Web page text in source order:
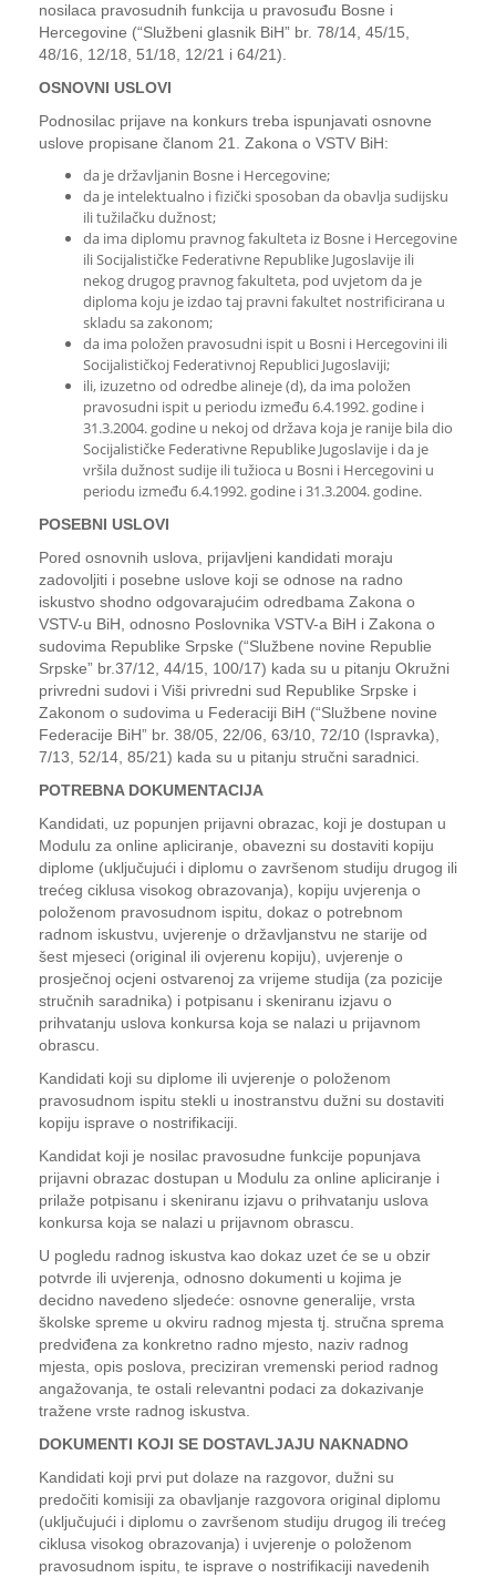
nosilaca pravosudnih funkcija u pravosuđu Bosne i
Hercegovine (“Službeni glasnik BiH” br. 78/14, 45/15,
48/16, 12/18, 51/18, 12/21 i 64/21).
OSNOVNI USLOVI
Podnosilac prijave na konkurs treba ispunjavati osnovne
uslove propisane članom 21. Zakona o VSTV BiH:
da je državljanin Bosne i Hercegovine;
da je intelektualno i fizički sposoban da obavlja sudijsku
ili tužilačku dužnost;
da ima diplomu pravnog fakulteta iz Bosne i Hercegovine
ili Socijalističke Federativne Republike Jugoslavije ili
nekog drugog pravnog fakulteta, pod uvjetom da je
diploma koju je izdao taj pravni fakultet nostrificirana u
skladu sa zakonom;
da ima položen pravosudni ispit u Bosni i Hercegovini ili
Socijalističkoj Federativnoj Republici Jugoslaviji;
ili, izuzetno od odredbe alineje (d), da ima položen
pravosudni ispit u periodu između 6.4.1992. godine i
31.3.2004. godine u nekoj od država koja je ranije bila dio
Socijalističke Federativne Republike Jugoslavije i da je
vršila dužnost sudije ili tužioca u Bosni i Hercegovini u
periodu između 6.4.1992. godine i 31.3.2004. godine.
POSEBNI USLOVI
Pored osnovnih uslova, prijavljeni kandidati moraju
zadovoljiti i posebne uslove koji se odnose na radno
iskustvo shodno odgovarajućim odredbama Zakona o
VSTV-u BiH, odnosno Poslovnika VSTV-a BiH i Zakona o
sudovima Republike Srpske (“Službene novine Republie
Srpske” br.37/12, 44/15, 100/17) kada su u pitanju Okružni
privredni sudovi i Viši privredni sud Republike Srpske i
Zakonom o sudovima u Federaciji BiH (“Službene novine
Federacije BiH” br. 38/05, 22/06, 63/10, 72/10 (Ispravka),
7/13, 52/14, 85/21) kada su u pitanju stručni saradnici.
POTREBNA DOKUMENTACIJA
Kandidati, uz popunjen prijavni obrazac, koji je dostupan u
Modulu za online apliciranje, obavezni su dostaviti kopiju
diplome (uključujući i diplomu o završenom studiju drugog ili
trećeg ciklusa visokog obrazovanja), kopiju uvjerenja o
položenom pravosudnom ispitu, dokaz o potrebnom
radnom iskustvu, uvjerenje o državljanstvu ne starije od
šest mjeseci (original ili ovjerenu kopiju), uvjerenje o
prosječnoj ocjeni ostvarenoj za vrijeme studija (za pozicije
stručnih saradnika) i potpisanu i skeniranu izjavu o
prihvatanju uslova konkursa koja se nalazi u prijavnom
obrascu.
Kandidati koji su diplome ili uvjerenje o položenom
pravosudnom ispitu stekli u inostranstvu dužni su dostaviti
kopiju isprave o nostrifikaciji.
Kandidat koji je nosilac pravosudne funkcije popunjava
prijavni obrazac dostupan u Modulu za online apliciranje i
prilaže potpisanu i skeniranu izjavu o prihvatanju uslova
konkursa koja se nalazi u prijavnom obrascu.
U pogledu radnog iskustva kao dokaz uzet će se u obzir
potvrde ili uvjerenja, odnosno dokumenti u kojima je
decidno navedeno sljedeće: osnovne generalije, vrsta
školske spreme u okviru radnog mjesta tj. stručna sprema
predviđena za konkretno radno mjesto, naziv radnog
mjesta, opis poslova, preciziran vremenski period radnog
angažovanja, te ostali relevantni podaci za dokazivanje
tražene vrste radnog iskustva.
DOKUMENTI KOJI SE DOSTAVLJAJU NAKNADNO
Kandidati koji prvi put dolaze na razgovor, dužni su
predočiti komisiji za obavljanje razgovora original diplomu
(uključujući i diplomu o završenom studiju drugog ili trećeg
ciklusa visokog obrazovanja) i uvjerenje o položenom
pravosudnom ispitu, te isprave o nostrifikaciji navedenih